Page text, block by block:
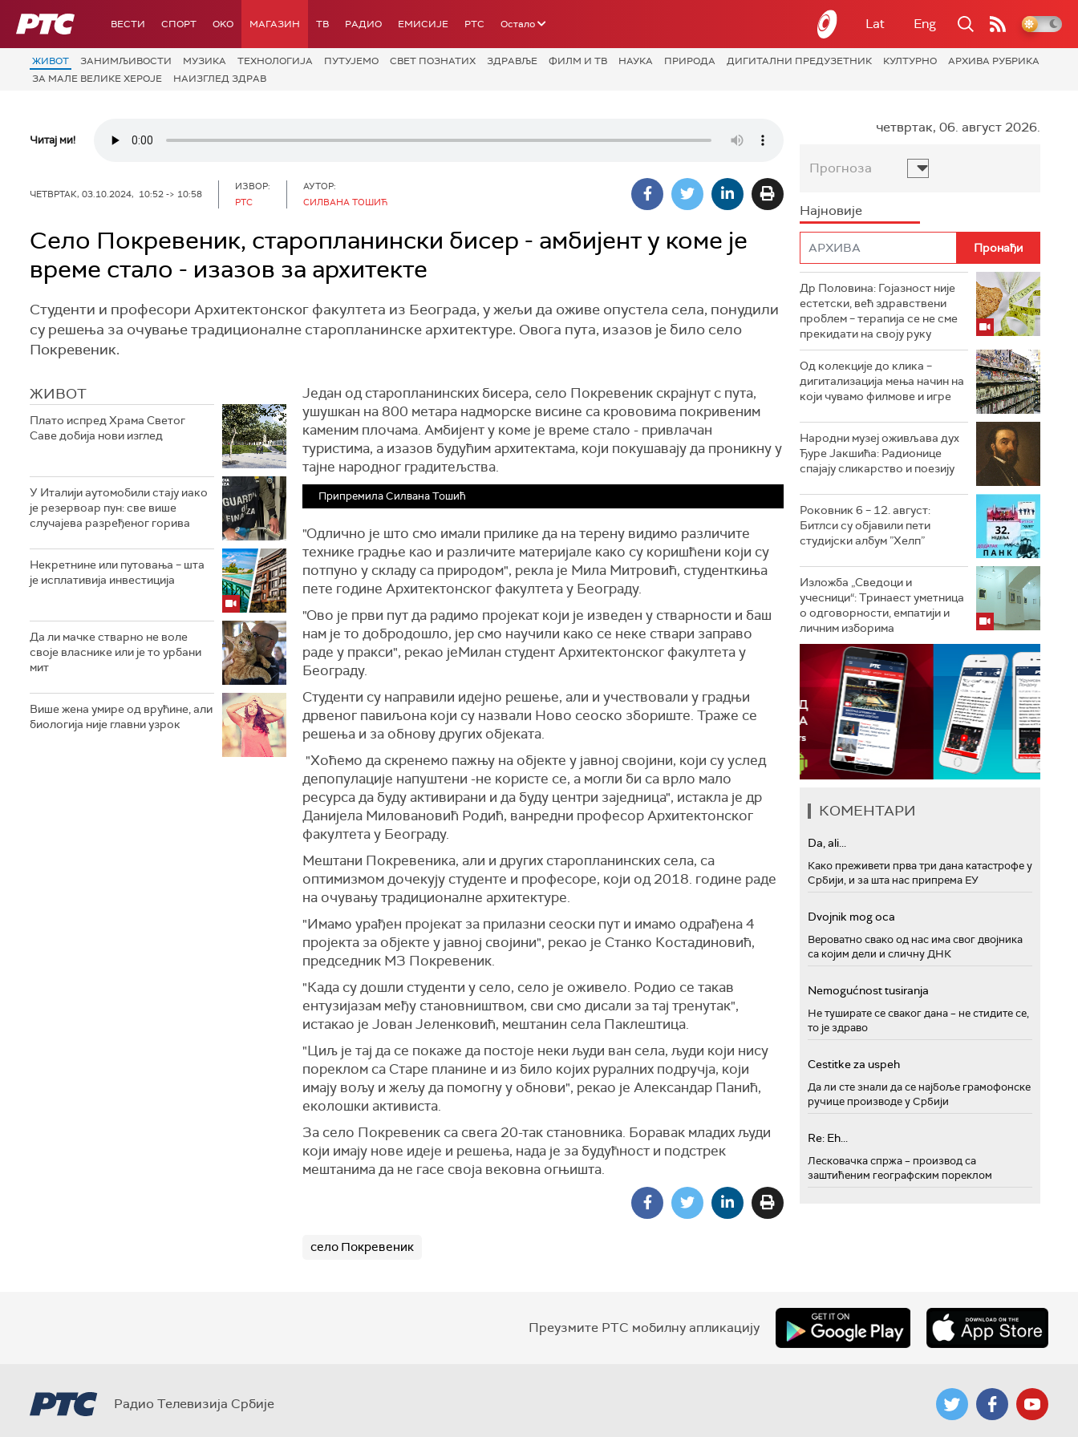
РТС ВЕСТИ СПОРТ OKO МАГАЗИН ТВ РАДИО ЕМИСИЈЕ РТС Остало Lat Eng
ЖИВОТ ЗАНИМЉИВОСТИ МУЗИКА ТЕХНОЛОГИЈA ПУТУЈЕМО СВЕТ ПОЗНАТИХ ЗДРАВЉЕ ФИЛМ И ТВ НАУКА ПРИРОДА ДИГИТАЛНИ ПРЕДУЗЕТНИК КУЛТУРНО
АРХИВА РУБРИКА
ЗА МАЛЕ ВЕЛИКЕ ХЕРОЈЕ
НАИЗГЛЕД ЗДРАВ
Читај ми!
ЧЕТВРТАК, 03.10.2024, 10:52 -> 10:58
ИЗВОР:
РТС
АУТОР:
СИЛВАНА ТОШИЋ
Село Покревеник, старопланински бисер - амбијент у коме је
време стало - изазов за архитекте
Студенти и професори Архитектонског факултета из Београда, у жељи да оживе опустела села, понудили
су решења за очување традиционалне старопланинске архитектуре. Овога пута, изазов је било село
Покревеник.
ЖИВОТ
Плато испред Храма Светог
Саве добија нови изглед
У Италији аутомобили стају иако
је резервоар пун: све више
случајева разређеног горива
Некретнине или путовања – шта
је исплативија инвестиција
Да ли мачке стварно не воле
своје власнике или је то урбани
мит
Више жена умире од врућине, али
биологија није главни узрок
Један од старопланинских бисера, село Покревеник скрајнут с пута,
ушушкан на 800 метара надморске висине са крововима покривеним
каменим плочама. Амбијент у коме је време стало - привлачан
туристима, а изазов будућим архитектама, који покушавају да проникну у
тајне народног градитељства.
Припремила Силвана Тошић
"Одлично је што смо имали прилике да на терену видимо различите
технике градње као и различите материјале како су коришћени који су
потпуно у складу са природом", рекла је Мила Митровић, студенткиња
пете године Архитектонског факултета у Београду.
"Ово је први пут да радимо пројекат који је изведен у стварности и баш
нам је то добродошло, јер смо научили како се неке ствари заправо
раде у пракси", рекао јеМилан студент Архитектонског факултета у
Београду.
Студенти су направили идејно решење, али и учествовали у градњи
дрвеног павиљона који су назвали Ново сеоско збориште. Траже се
решења и за обнову других објеката.
"Хоћемо да скренемо пажњу на објекте у јавној својини, који су услед
депопулације напуштени -не користе се, а могли би са врло мало
ресурса да буду активирани и да буду центри заједница", истакла је др
Данијела Миловановић Родић, ванредни професор Архитектонског
факултета у Београду.
Мештани Покревеника, али и других старопланинских села, са
оптимизмом дочекују студенте и професоре, који од 2018. године раде
на очувању традиционалне архитектуре.
"Имамо урађен пројекат за прилазни сеоски пут и имамо одрађена 4
пројекта за објекте у јавној својини", рекао је Станко Костадиновић,
председник МЗ Покревеник.
"Када су дошли студенти у село, село је оживело. Родио се такав
ентузијазам међу становништвом, сви смо дисали за тај тренутак",
истакао је Јован Јеленковић, мештанин села Паклештица.
"Циљ је тај да се покаже да постоје неки људи ван села, људи који нису
пореклом са Старе планине и из било којих руралних подручја, који
имају вољу и жељу да помогну у обнови", рекао је Александар Панић,
еколошки активиста.
За село Покревеник са свега 20-так становника. Боравак младих људи
који имају нове идеје и решења, нада је за будућност и подстрек
мештанима да не гасе своја вековна огњишта.
село Покревеник
четвртак, 06. август 2026.
Прогноза
Најновије
Др Половина: Гојазност није
естетски, већ здравствени
проблем – терапија се не сме
прекидати на своју руку
Од колекције до клика –
дигитализација мења начин на
који чувамо филмове и игре
Народни музеј оживљава дух
Ђуре Јакшића: Радионице
спајају сликарство и поезију
Роковник 6 – 12. август:
Битлси су објавили пети
студијски албум ”Хелп”
Изложба „Сведоци и
учесници“: Тринаест уметница
о одговорности, емпатији и
личним изборима
КОМЕНТАРИ
Da, ali...
Како преживети прва три дана катастрофе у
Србији, и за шта нас припрема ЕУ
Dvojnik mog oca
Вероватно свако од нас има свог двојника
са којим дели и сличну ДНК
Nemogućnost tusiranja
Не туширате се сваког дана – не стидите се,
то је здраво
Cestitke za uspeh
Да ли сте знали да се најбоље грамофонске
ручице производе у Србији
Re: Eh...
Лесковачка спржа – производ са
заштићеним географским пореклом
Преузмите РТС мобилну апликацију
Радио Телевизија Србије